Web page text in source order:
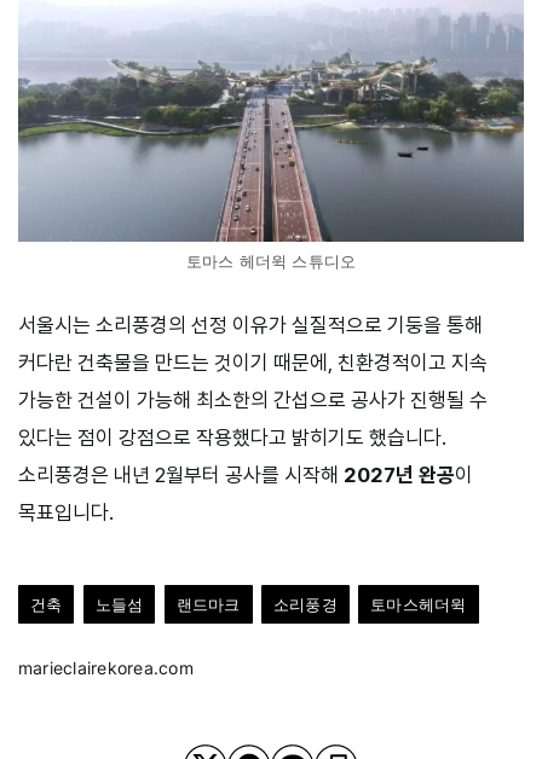
토마스 헤더윅 스튜디오
서울시는 소리풍경의 선정 이유가 실질적으로 기둥을 통해
커다란 건축물을 만드는 것이기 때문에, 친환경적이고 지속
가능한 건설이 가능해 최소한의 간섭으로 공사가 진행될 수
있다는 점이 강점으로 작용했다고 밝히기도 했습니다.
소리풍경은 내년 2월부터 공사를 시작해 2027년 완공이
목표입니다.
건축 노들섬 랜드마크 소리풍경 토마스헤더윅
marieclairekorea.com